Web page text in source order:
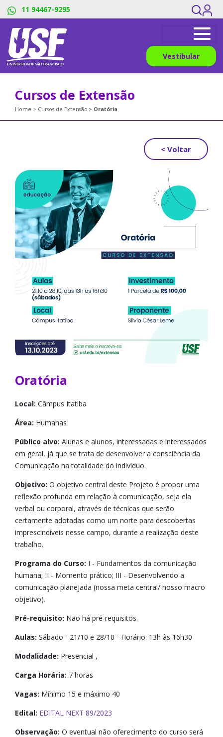
11 94467-9295
Vestibular
Cursos de Extensão
Home Cursos de Extensão Oratória
< Voltar
Oratória
Local: Câmpus Itatiba
Área: Humanas
Público alvo: Alunas e alunos, interessadas e interessados
em geral, já que se trata de desenvolver a consciência da
Comunicação na totalidade do indivíduo.
Objetivo: O objetivo central deste Projeto é propor uma
reflexão profunda em relação à comunicação, seja ela
verbal ou corporal, através de técnicas que serão
certamente adotadas como um norte para descobertas
imprescindíveis nesse campo, durante a realização deste
trabalho.
Programa do Curso: I - Fundamentos da comunicação
humana; II - Momento prático; III - Desenvolvendo a
comunicação planejada (nossa meta central/ nosso macro
objetivo).
Pré-requisito: Não há pré-requisitos.
Aulas: Sábado - 21/10 e 28/10 - Horário: 13h às 16h30
Modalidade: Presencial ,
Carga Horária: 7 horas
Vagas: Mínimo 15 e máximo 40
Edital: EDITAL NEXT 89/2023
Observação: O eventual não oferecimento do curso será